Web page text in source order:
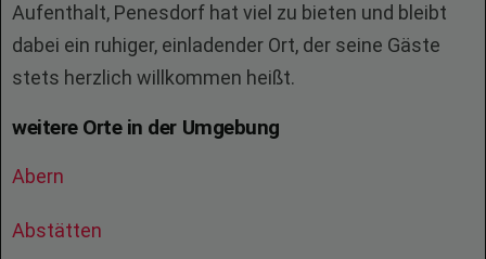
Aufenthalt, Penesdorf hat viel zu bieten und bleibt
dabei ein ruhiger, einladender Ort, der seine Gäste
stets herzlich willkommen heißt.
weitere Orte in der Umgebung
Abern
Abstätten